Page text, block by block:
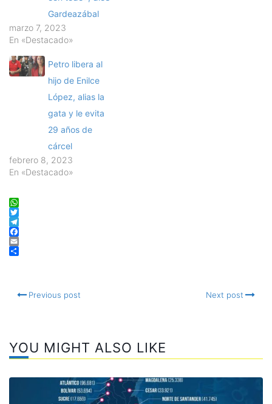
Gardeazábal
marzo 7, 2023
En «Destacado»
Petro libera al
hijo de Enilce
López, alias la
gata y le evita
29 años de
cárcel
febrero 8, 2023
En «Destacado»
WhatsApp
Twitter
Telegram
Facebook
Email
Previous post Next post
YOU MIGHT ALSO LIKE